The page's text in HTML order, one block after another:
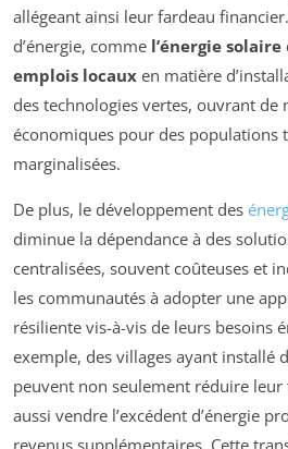
allégeant ainsi leur fardeau
d’énergie, comme l’énergie solaire
emplois locaux en matière
des technologies vertes, ouvrant de
économiques pour des populations
marginalisées.
De plus, le développement des
diminue la dépendance à des
centralisées, souvent coûteuses et
les communautés à adopter une
résiliente vis-à-vis de leurs besoins
exemple, des villages ayant installé
peuvent non seulement réduire leur
aussi vendre l’excédent d’énergie